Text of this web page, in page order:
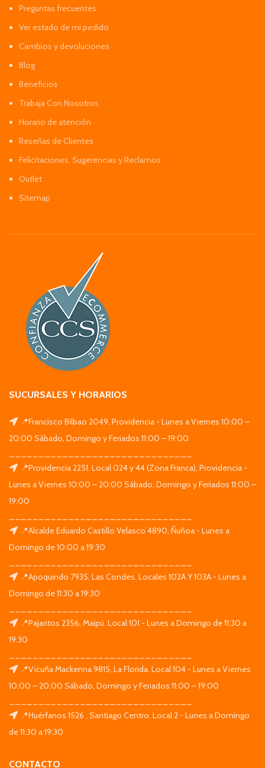
Preguntas frecuentes
Ver estado de mi pedido
Cambios y devoluciones
Blog
Beneficios
Trabaja Con Nosotros
Horario de atención
Reseñas de Clientes
Felicitaciones, Sugerencias y Reclamos
Outlet
Sitemap
SUCURSALES Y HORARIOS
📍Francisco Bilbao 2049, Providencia - Lunes a Viernes 10:00 –
20:00 Sábado, Domingo y Feriados 11:00 – 19:00
📍Providencia 2251. Local 024 y 44 (Zona Franca), Providencia -
Lunes a Viernes 10:00 – 20:00 Sábado, Domingo y Feriados 11:00 –
19:00
📍Alcalde Eduardo Castillo Velasco 4890, Ñuñoa - Lunes a
Domingo de 10:00 a 19:30
📍Apoquindo 7935, Las Condes. Locales 102A Y 103A - Lunes a
Domingo de 11:30 a 19:30
📍Pajaritos 2356, Maipú. Local 101 - Lunes a Domingo de 11:30 a
19:30
📍Vicuña Mackenna 9815, La Florida. Local 104 - Lunes a Viernes
10:00 – 20:00 Sábado, Domingo y Feriados 11:00 – 19:00
📍Huérfanos 1526 , Santiago Centro. Local 2 - Lunes a Domingo
de 11:30 a 19:30
CONTACTO